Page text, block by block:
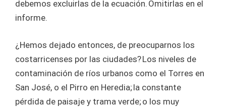
debemos excluirlas de la ecuación. Omitirlas en el
informe.
¿Hemos dejado entonces, de preocuparnos los
costarricenses por las ciudades? Los niveles de
contaminación de ríos urbanos como el Torres en
San José, o el Pirro en Heredia; la constante
pérdida de paisaje y trama verde; o los muy